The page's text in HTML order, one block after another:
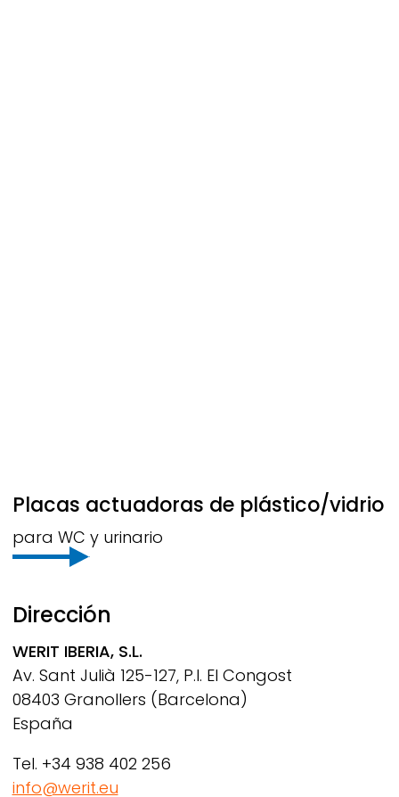
Placas actuadoras de plástico/vidrio
para WC y urinario
Dirección
WERIT IBERIA, S.L.
Av. Sant Julià 125-127, P.I. El Congost
08403 Granollers (Barcelona)
España
Tel. +34 938 402 256
info@werit.eu